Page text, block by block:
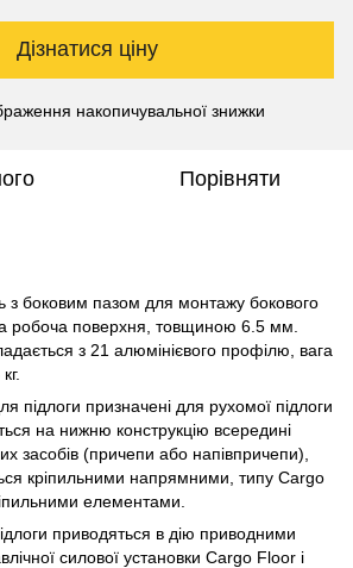
Дізнатися ціну
накопичувальної знижки
Порівняти
з боковим пазом для монтажу бокового
робоча поверхня, товщиною 6.5 мм.
з 21 алюмінієвого профілю, вага
підлоги призначені для рухомої підлоги
на нижню конструкцію всередині
засобів (причепи або напівпричепи),
кріпильними напрямними, типу Cargo
елементами.
приводяться в дію приводними
силової установки Cargo Floor і